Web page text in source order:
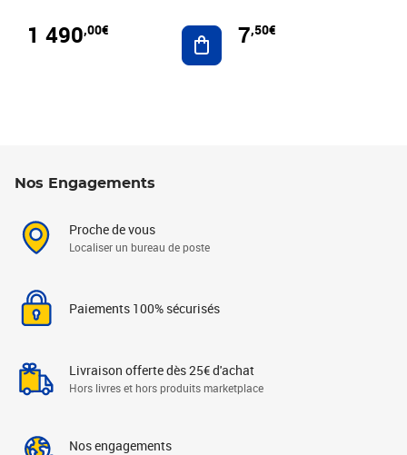
1 490,00€ Ajouter au panier
7,50€
Nos Engagements
Proche de vous
Localiser un bureau de poste
Paiements 100% sécurisés
Livraison offerte dès 25€ d'achat
Hors livres et hors produits marketplace
Nos engagements